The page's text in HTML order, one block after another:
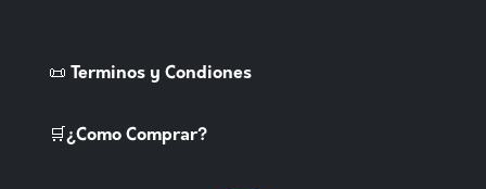
📜 Terminos y Condiones
🛒¿Como Comprar?